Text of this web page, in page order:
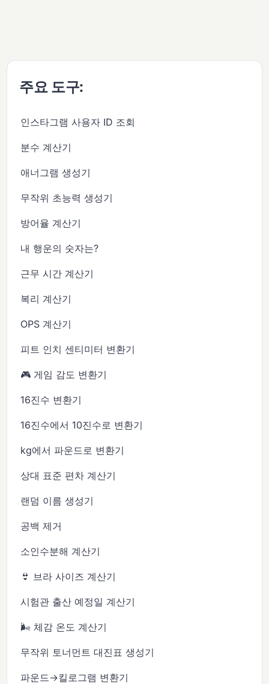
주요 도구:
인스타그램 사용자 ID 조회
분수 계산기
애너그램 생성기
무작위 초능력 생성기
방어율 계산기
내 행운의 숫자는?
근무 시간 계산기
복리 계산기
OPS 계산기
피트 인치 센티미터 변환기
🎮 게임 감도 변환기
16진수 변환기
16진수에서 10진수로 변환기
kg에서 파운드로 변환기
상대 표준 편차 계산기
랜덤 이름 생성기
공백 제거
소인수분해 계산기
👙 브라 사이즈 계산기
시험관 출산 예정일 계산기
🌬️ 체감 온도 계산기
무작위 토너먼트 대진표 생성기
파운드→킬로그램 변환기